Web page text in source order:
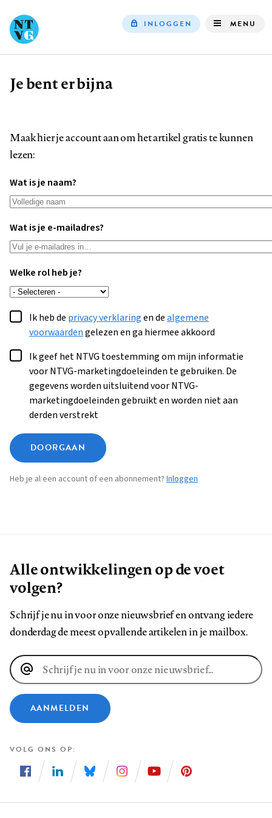
INLOGGEN MENU
Kruimelpad
Je bent er bijna
Maak hier je account aan om het artikel gratis te kunnen
lezen:
Wat is je naam?
Wat is je e-mailadres?
Welke rol heb je?
Ik heb de privacy verklaringen dealgemene
voorwaardengelezen en ga hiermee akkoord
Ik geef het NTVG toestemming om mijn informatie
voor NTVG-marketingdoeleinden te gebruiken. De
gegevens worden uitsluitend voor NTVG-
marketingdoeleinden gebruikt en worden niet aan
derden verstrekt
DOORGAAN
Heb je al een account of een abonnement? Inloggen
Alle ontwikkelingen op de voet
volgen?
Schrijf je nu in voor onze nieuwsbrief en ontvang iedere
donderdag de meest opvallende artikelen in je mailbox.
E-
mailadres
AANMELDEN
VOLG ONS OP
ons
ons
ons
ons
ons
ons